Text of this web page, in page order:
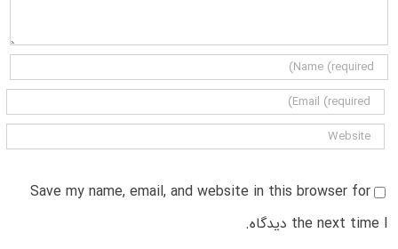
Save my name, email, and website in this browser for
the next time I دیدگاه.